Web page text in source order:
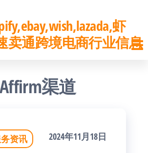
虾
卖通跨境电商行业信息
Affirm渠道
资讯 2024年11月18日